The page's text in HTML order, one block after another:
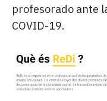
profesorado ante
COVID-19.